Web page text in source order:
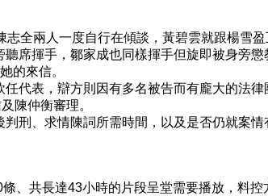
全兩人一度自行在傾談，黃碧雲就跟楊雪
席揮手，鄒家成也同樣揮手但旋即被身旁
的來信。
代表，辯方則因有多名被告而有龐大的法
陳仲衡審理。
刑、求情陳詞所需時間，以及是否仍就案
、共長達43小時的片段呈堂需要播放，料